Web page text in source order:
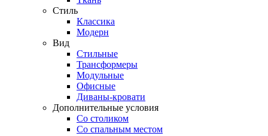
Стиль
Классика
Модерн
Вид
Стильные
Трансформеры
Модульные
Офисные
Диваны-кровати
Дополнительные условия
Со столиком
Со спальным местом